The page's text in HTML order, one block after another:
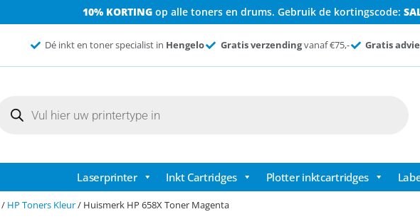
10% KORTINGop alle toners en drums. Gebruik de kortingscode:
Dé inkt en toner specialist in Hengelo Gratis verzendingvanaf €75,- Gratis
Laserprinter Inkt Cartridges Plotter inktcartridges
/ HP Toners Kleur/ Huismerk HP 658X Toner Magenta